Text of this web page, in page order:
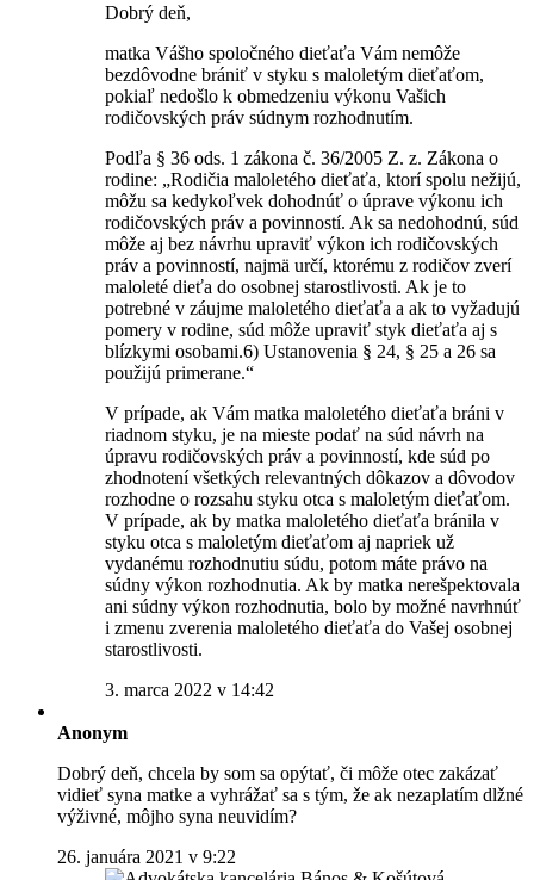
Dobrý deň,
matka Vášho spoločného dieťaťa Vám nemôže
bezdôvodne brániť v styku s maloletým dieťaťom,
pokiaľ nedošlo k obmedzeniu výkonu Vašich
rodičovských práv súdnym rozhodnutím.
Podľa § 36 ods. 1 zákona č. 36/2005 Z. z. Zákona o
rodine: „Rodičia maloletého dieťaťa, ktorí spolu nežijú,
môžu sa kedykoľvek dohodnúť o úprave výkonu ich
rodičovských práv a povinností. Ak sa nedohodnú, súd
môže aj bez návrhu upraviť výkon ich rodičovských
práv a povinností, najmä určí, ktorému z rodičov zverí
maloleté dieťa do osobnej starostlivosti. Ak je to
potrebné v záujme maloletého dieťaťa a ak to vyžadujú
pomery v rodine, súd môže upraviť styk dieťaťa aj s
blízkymi osobami.6) Ustanovenia § 24, § 25 a 26 sa
použijú primerane.“
V prípade, ak Vám matka maloletého dieťaťa bráni v
riadnom styku, je na mieste podať na súd návrh na
úpravu rodičovských práv a povinností, kde súd po
zhodnotení všetkých relevantných dôkazov a dôvodov
rozhodne o rozsahu styku otca s maloletým dieťaťom.
V prípade, ak by matka maloletého dieťaťa bránila v
styku otca s maloletým dieťaťom aj napriek už
vydanému rozhodnutiu súdu, potom máte právo na
súdny výkon rozhodnutia. Ak by matka nerešpektovala
ani súdny výkon rozhodnutia, bolo by možné navrhnúť
i zmenu zverenia maloletého dieťaťa do Vašej osobnej
starostlivosti.
3. marca 2022 v 14:42
Anonym
Dobrý deň, chcela by som sa opýtať, či môže otec zakázať
vidieť syna matke a vyhrážať sa s tým, že ak nezaplatím dlžné
výživné, môjho syna neuvidím?
26. januára 2021 v 9:22